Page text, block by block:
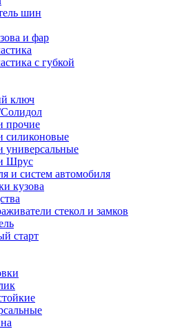
шин
и фар
с губкой
ключ
прочие
силиконовые
универсальные
Шрус
и систем автомобиля
кузова
стекол и замков
старт